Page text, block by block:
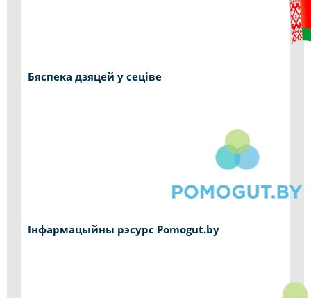
Бяспека дзяцей у сеціве
Інфармацыйны рэсурс Pomogut.by